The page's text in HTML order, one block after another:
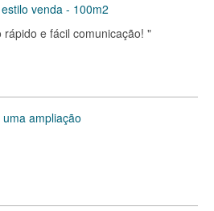
venda - 100m2
e fácil comunicação! "
ampliação